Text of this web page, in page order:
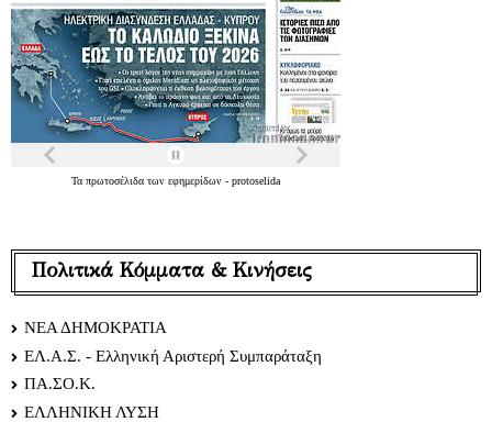
Τα πρωτοσέλιδα των εφημερίδων - protoselida
Πολιτικά Κόμματα & Κινήσεις
ΝΕΑ ΔΗΜΟΚΡΑΤΙΑ
ΕΛ.Α.Σ. - Ελληνική Αριστερή Συμπαράταξη
ΠΑ.ΣΟ.Κ.
ΕΛΛΗΝΙΚΗ ΛΥΣΗ